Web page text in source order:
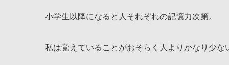
小学生以降になると人それぞれの記憶力次第。
私は覚えていることがおそらく人よりかなり少な